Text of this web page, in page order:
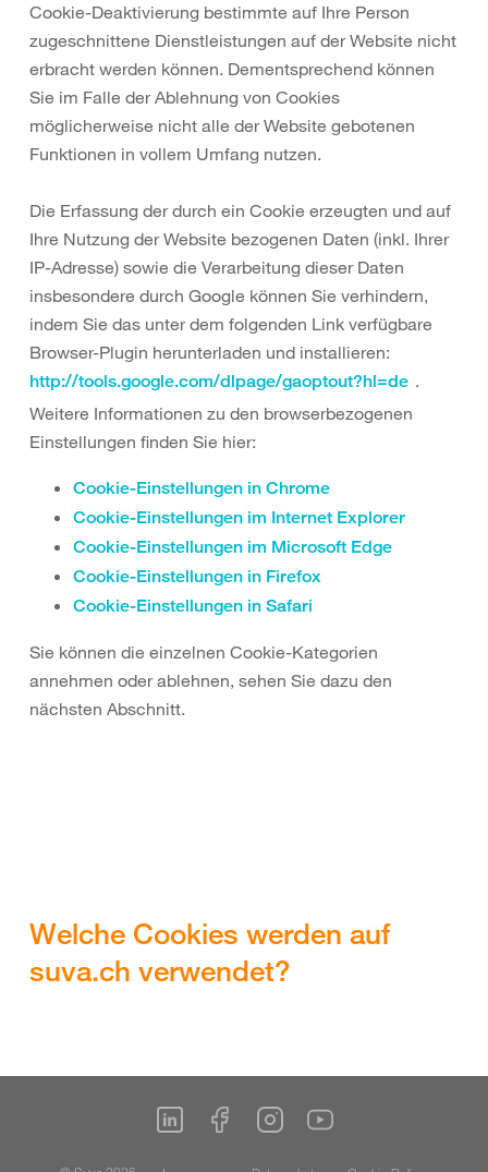
Cookie-Deaktivierung bestimmte auf Ihre Person
zugeschnittene Dienstleistungen auf der Website nicht
erbracht werden können. Dementsprechend können
Sie im Falle der Ablehnung von Cookies
möglicherweise nicht alle der Website gebotenen
Funktionen in vollem Umfang nutzen.
Die Erfassung der durch ein Cookie erzeugten und auf
Ihre Nutzung der Website bezogenen Daten (inkl. Ihrer
IP-Adresse) sowie die Verarbeitung dieser Daten
insbesondere durch Google können Sie verhindern,
indem Sie das unter dem folgenden Link verfügbare
Browser-Plugin herunterladen und installieren:
http://tools.google.com/dlpage/gaoptout?hl=de .
Weitere Informationen zu den browserbezogenen
Einstellungen finden Sie hier:
Cookie-Einstellungen in Chrome
Cookie-Einstellungen im Internet Explorer
Cookie-Einstellungen im Microsoft Edge
Cookie-Einstellungen in Firefox
Cookie-Einstellungen in Safari
Sie können die einzelnen Cookie-Kategorien
annehmen oder ablehnen, sehen Sie dazu den
nächsten Abschnitt.
Welche Cookies werden auf
suva.ch verwendet?